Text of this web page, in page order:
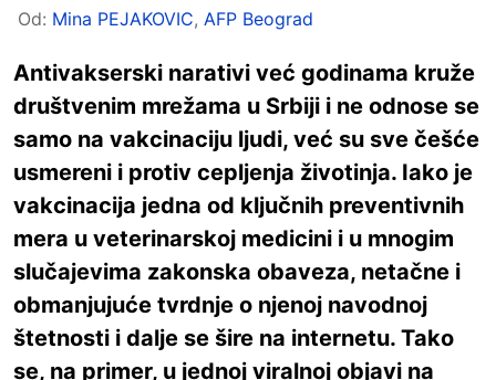
Od: Mina PEJAKOVIC, AFP Beograd
Antivakserski narativi već godinama kruže
društvenim mrežama u Srbiji i ne odnose se
samo na vakcinaciju ljudi, već su sve češće
usmereni i protiv cepljenja životinja. Iako je
vakcinacija jedna od ključnih preventivnih
mera u veterinarskoj medicini i u mnogim
slučajevima zakonska obaveza, netačne i
obmanjujuće tvrdnje o njenoj navodnoj
štetnosti i dalje se šire na internetu. Tako
se, na primer, u jednoj viralnoj objavi na